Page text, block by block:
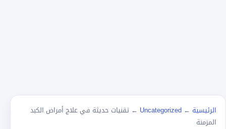
الرئيسية ←
Uncategorized
← تقنيات حديثة في علاج أمراض الكبد
المزمنة